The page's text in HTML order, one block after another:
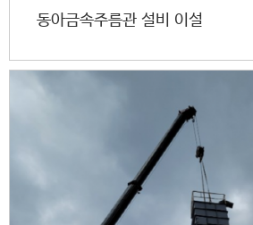
동아금속주름관 설비 이설